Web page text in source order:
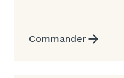
Commander